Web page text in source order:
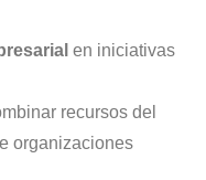
en iniciativas
recursos del
organizaciones